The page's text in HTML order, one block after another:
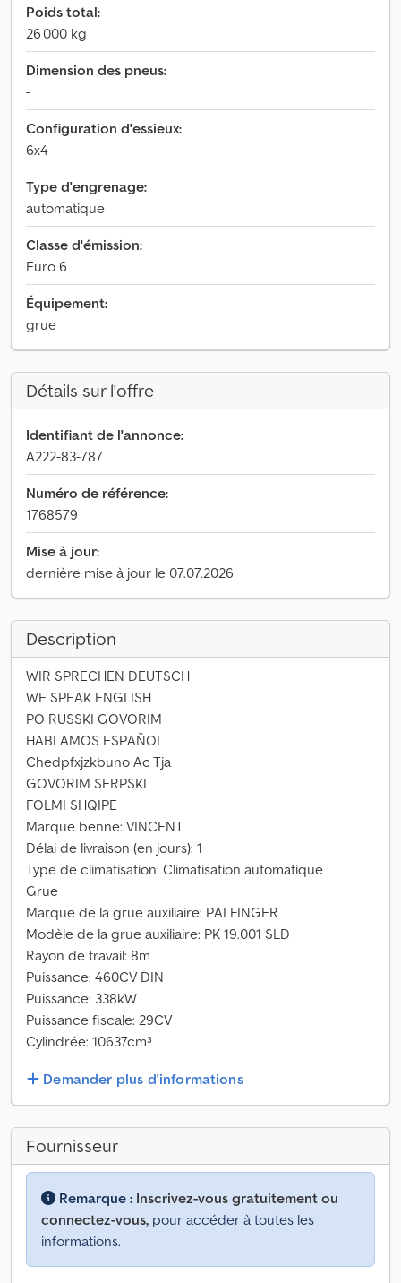
Poids total:
26 000 kg
Dimension des pneus:
-
Configuration d'essieux:
6x4
Type d'engrenage:
automatique
Classe d'émission:
Euro 6
Équipement:
grue
Détails sur l'offre
Identifiant de l'annonce:
A222-83-787
Numéro de référence:
1768579
Mise à jour:
dernière mise à jour le 07.07.2026
Description
WIR SPRECHEN DEUTSCH
WE SPEAK ENGLISH
PO RUSSKI GOVORIM
HABLAMOS ESPAÑOL
Chedpfxjzkbuno Ac Tja
GOVORIM SERPSKI
FOLMI SHQIPE
Marque benne: VINCENT
Délai de livraison (en jours): 1
Type de climatisation: Climatisation automatique
Grue
Marque de la grue auxiliaire: PALFINGER
Modèle de la grue auxiliaire: PK 19.001 SLD
Rayon de travail: 8m
Puissance: 460CV DIN
Puissance: 338kW
Puissance fiscale: 29CV
Cylindrée: 10637cm³
Demander plus d'informations
Fournisseur
Remarque : Inscrivez-vous gratuitement ou
connectez-vous, pour accéder à toutes les
informations.